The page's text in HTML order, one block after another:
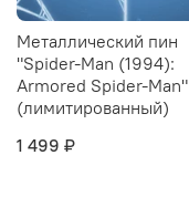
Металлический пин
"Spider-Man (1994):
Armored Spider-Man"
(лимитированный)
1 499 ₽